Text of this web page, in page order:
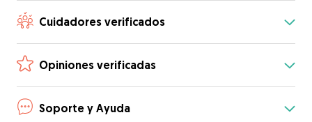
Cuidadores verificados
Opiniones verificadas
Soporte y Ayuda